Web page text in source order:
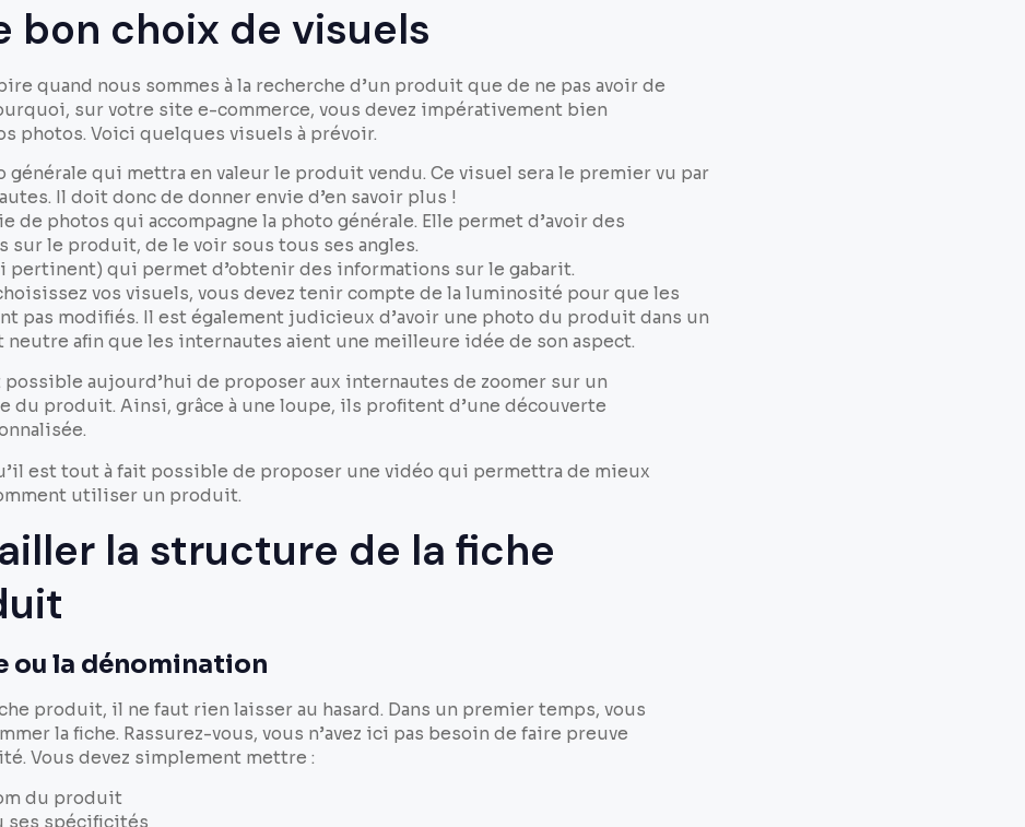
bon choix de visuels
quand nous sommes à la recherche d’un produit que de ne pas avoir de
sur votre site e-commerce, vous devez impérativement bien
photos. Voici quelques visuels à prévoir.
générale qui mettra en valeur le produit vendu. Ce visuel sera le premier vu par
Il doit donc de donner envie d’en savoir plus !
de photos qui accompagne la photo générale. Elle permet d’avoir des
sur le produit, de le voir sous tous ses angles.
pertinent) qui permet d’obtenir des informations sur le gabarit.
vos visuels, vous devez tenir compte de la luminosité pour que les
pas modifiés. Il est également judicieux d’avoir une photo du produit dans un
neutre afin que les internautes aient une meilleure idée de son aspect.
possible aujourd’hui de proposer aux internautes de zoomer sur un
du produit. Ainsi, grâce à une loupe, ils profitent d’une découverte
est tout à fait possible de proposer une vidéo qui permettra de mieux
utiliser un produit.
la structure de la fiche
ou la dénomination
produit, il ne faut rien laisser au hasard. Dans un premier temps, vous
la fiche. Rassurez-vous, vous n’avez ici pas besoin de faire preuve
Vous devez simplement mettre :
du produit
ses spécificités